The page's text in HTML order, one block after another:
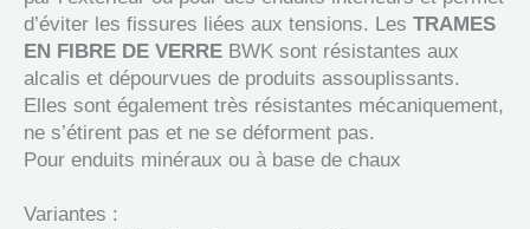
d’éviter les fissures liées aux tensions. Les TRAMES
EN FIBRE DE VERRE BWK sont résistantes aux
alcalis et dépourvues de produits assouplissants.
Elles sont également très résistantes mécaniquement,
ne s’étirent pas et ne se déforment pas.
Pour enduits minéraux ou à base de chaux
Variantes :